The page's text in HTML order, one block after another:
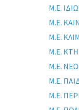
Μ.Ε.
Μ.Ε.
Μ.Ε.
Μ.Ε.
Μ.Ε.
Μ.Ε.
Μ.Ε.